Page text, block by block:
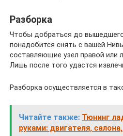
Разборка
Чтобы добраться до вышедшего
понадобится снять с вашей
составляющие узел правой или
Лишь после того удастся
Разборка осуществляется в
Читайте также: Тюнинг
руками: двигателя,